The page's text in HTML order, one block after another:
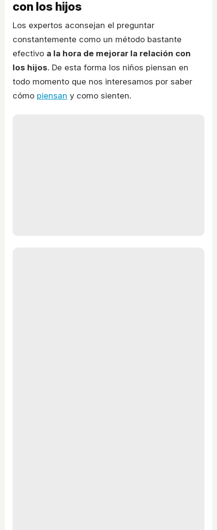
con los hijos
Los expertos aconsejan el preguntar
constantemente como un método bastante
efectivo a la hora de mejorar la relación con
los hijos. De esta forma los niños piensan en
todo momento que nos interesamos por saber
cómo piensan y como sienten.